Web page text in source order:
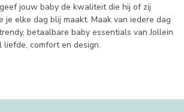
jouw baby de kwaliteit die hij of zij
je elke dag blij maakt. Maak van iedere dag
betaalbare baby essentials van Jollein
liefde, comfort en design.